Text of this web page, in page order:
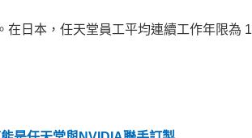
日本，任天堂員工平均連續工作年限為